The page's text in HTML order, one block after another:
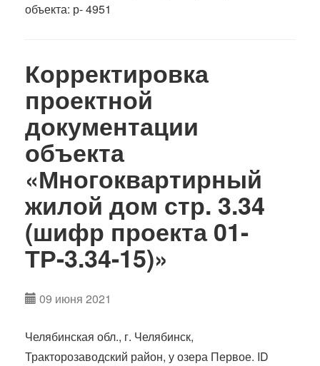
объекта: р- 4951
Корректировка
проектной
документации
объекта
«Многоквартирный
жилой дом стр. 3.34
(шифр проекта 01-
ТР-3.34-15)»
09 июня 2021
Челябинская обл., г. Челябинск,
Тракторозаводский район, у озера Первое. ID